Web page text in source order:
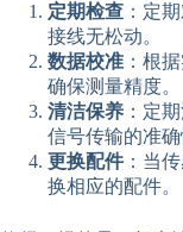
定期检查 ：定
接线无松动。
数据校准 ：根
确保测量精度。
清洁保养 ：定
信号传输的准确
更换配件：当
换相应的配件。